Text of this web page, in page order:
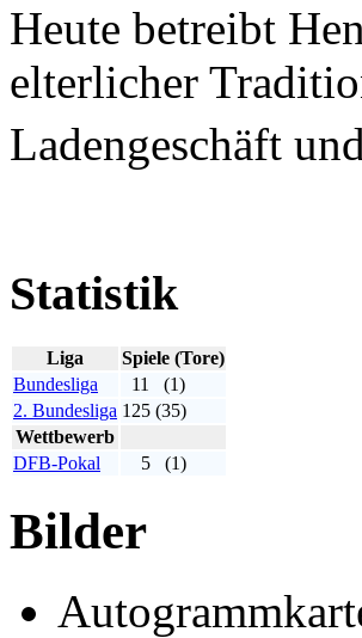
Heute betreibt
elterlicher
Ladengeschäft
Statistik
Liga
Spiele (Tore)
Bundesliga
11
(1)
2. Bundesliga 125 (35)
Wettbewerb
DFB-Pokal
5 (1)
Bilder